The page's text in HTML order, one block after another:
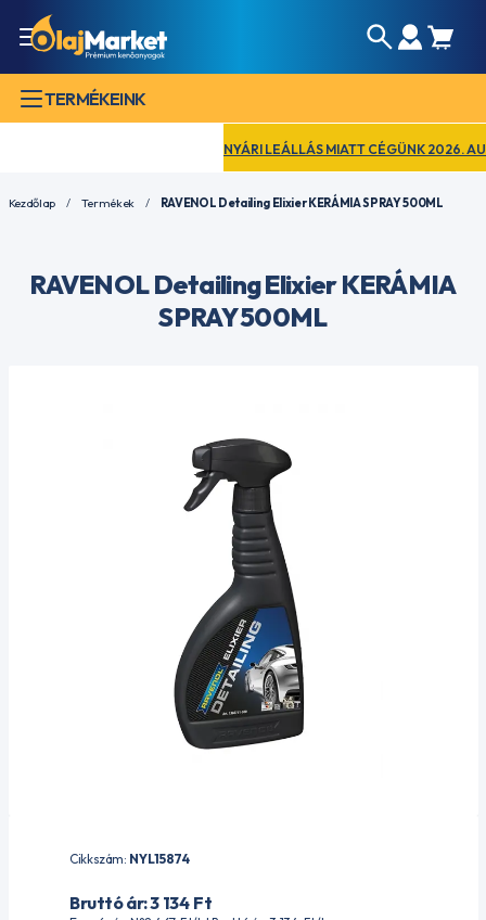
TERMÉKEINK
NYÁRI LEÁLLÁS MIATT CÉGÜNK 2026.
Kezdőlap Termékek RAVENOL Detailing Elixier KERÁMIA SPRAY 500ML
RAVENOL Detailing Elixier KERÁMIA
SPRAY 500ML
Cikkszám: NYL15874
Bruttó ár: 3 134 Ft